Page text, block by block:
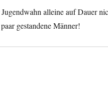
alleine auf Dauer
gestandene Männer!